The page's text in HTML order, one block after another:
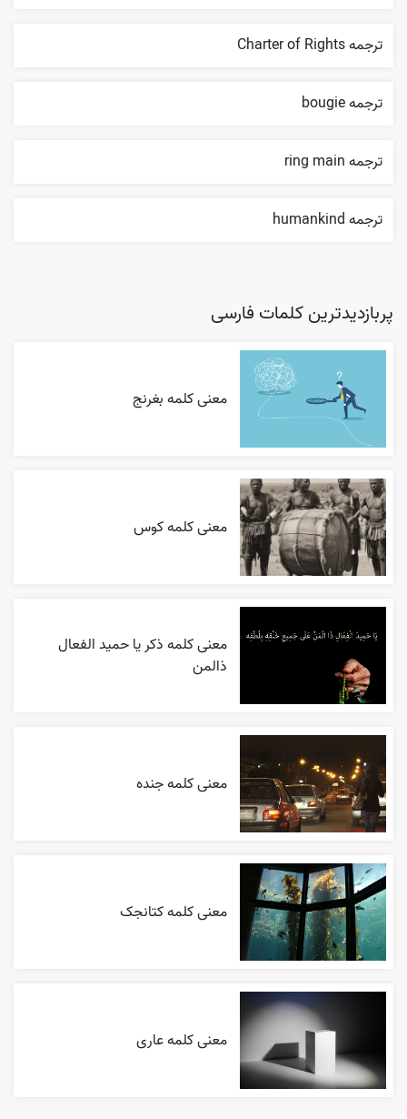
ترجمه Charter of Rights
ترجمه bougie
ترجمه ring main
ترجمه humankind
پربازدیدترین کلمات فارسی
معنی کلمه بغرنج
معنی کلمه کوس
معنی کلمه ذکر یا حمید الفعال
ذالمن
معنی کلمه جنده
معنی کلمه کتانجک
معنی کلمه عاری